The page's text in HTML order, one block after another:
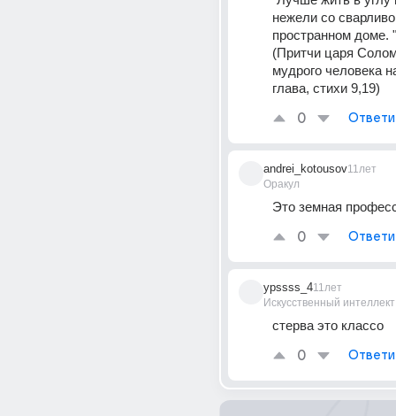
нежели со
пространном доме.
(Притчи царя
мудрого человека
глава, стихи 9,19)
0
andrei_kotousov
Оракул
11лет
Это земная
0
ypssss_4
Искусственный интеллект
11лет
стерва это классо
0